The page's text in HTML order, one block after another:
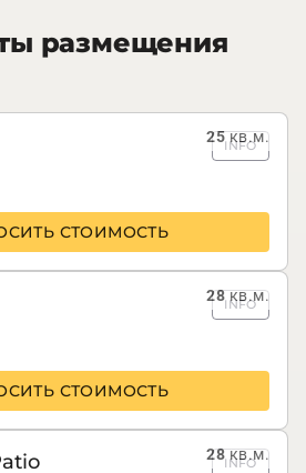
размещения
25кв.м.
INFO
СТОИМОСТЬ
28кв.м.
INFO
СТОИМОСТЬ
28кв.м.
INFO